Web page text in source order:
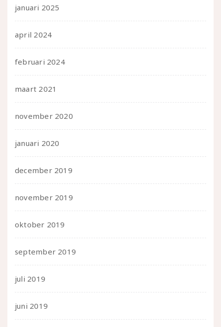
januari 2025
april 2024
februari 2024
maart 2021
november 2020
januari 2020
december 2019
november 2019
oktober 2019
september 2019
juli 2019
juni 2019